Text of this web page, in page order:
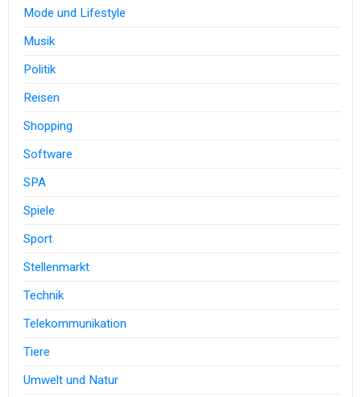
Mode und Lifestyle
Musik
Politik
Reisen
Shopping
Software
SPA
Spiele
Sport
Stellenmarkt
Technik
Telekommunikation
Tiere
Umwelt und Natur